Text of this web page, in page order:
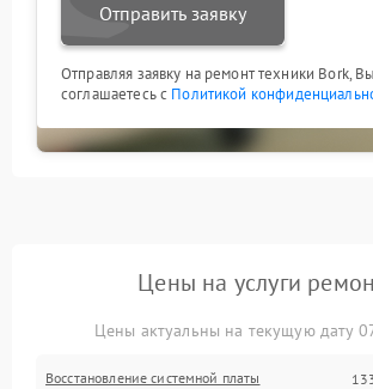
Отправить заявку
Отправляя заявку на ремонт техники Bork, Вы
соглашаетесь с Политикой
Цены на услуги
Цены актуальны на текущую дату
Восстановление системной платы